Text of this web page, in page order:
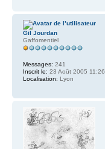
Gil Jourdan
Gaffomentiel
Messages: 241
Inscrit le: 23 Août 2005 11:26
Localisation: Lyon